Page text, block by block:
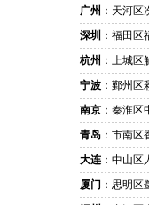
广州 ：天河
深圳 ：福田区
杭州 ：上城
宁波 ：鄞州
南京 ：秦淮
青岛 ：市南
大连 ：中山
厦门 ：思明区